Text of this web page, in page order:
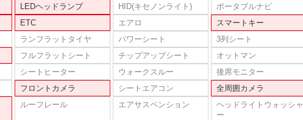
LEDヘッドランプ HID(キセノンライト)
ポータブルナビ
ETC エアロ
スマートキー
ランフラットタイヤ パワーシート
3列シート
フルフラットシート チップアップシート
オットマン
シートヒーター ウォークスルー
後席モニター
フロントカメラ シートエアコン
全周囲カメラ
ルーフレール エアサスペンション
ヘッドライトウォッシャ
ー